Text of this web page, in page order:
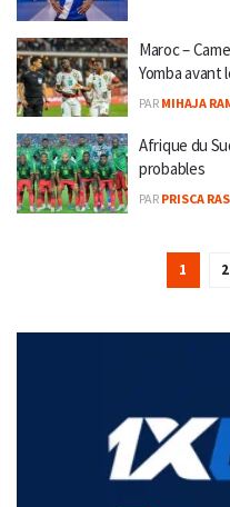
Maroc –
Yomba avant
PAR MIHAJA
Afrique du
probables
PAR PRISCA
1 2